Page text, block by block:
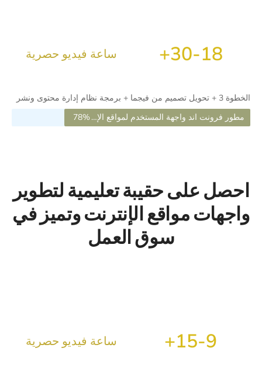
ساعة فيديو حصرية 18-
30
+
الخطوة 3 + تحويل تصميم من فيجما + برمجة نظام إدارة محتوى ونشر
مطور فرونت اند واجهة المستخدم لمواقع الإنترنت Front-end78%
احصل على حقيبة تعليمية لتطوير
واجهات مواقع الإنترنت وتميز في
سوق العمل
ساعة فيديو حصرية 9-
15
+